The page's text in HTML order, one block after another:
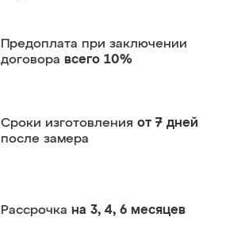
Предоплата при заключении
договора всего 10%
Сроки изготовления от 7 дней
после замера
Рассрочка на 3, 4, 6 месяцев